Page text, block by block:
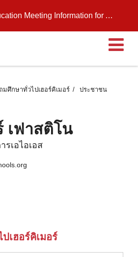
Meeting Information for August 11, 2026
เ
มศึกษาทั่วไปเฮอร์คิเมอร์
ประชาชน
เฟาสติโน
รเอไอเอส
เฮอร์คิเมอร์